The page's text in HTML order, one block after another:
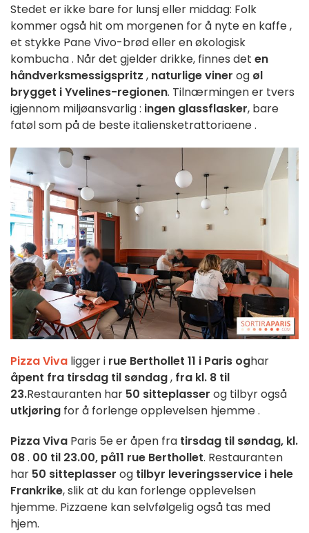
Stedet erikke bare for lunsjeller middag: Folk
kommerogså hit om morgenen forå nyteen kaffe,
et stykke PaneVivo-brødeller en økologisk
kombucha. Når det gjelderdrikke, finnes det en
håndverksmessigspritz , naturligeviner og øl
brygget iYvelines-regionen. Tilnærmingener tvers
igjennom miljøansvarlig: ingen glassflasker, bare
fatølsom på de besteitaliensketrattoriaene.
PizzaViva ligger i rue Berthollet 11 i Paris oghar
åpent fra tirsdag til søndag, fra kl. 8 til
23.Restauranten har 50 sitteplasser og tilbyrogså
utkjøring for å forlengeopplevelsen hjemme.
PizzaViva Paris 5e er åpen fra tirsdag til søndag, kl.
08. 00 til 23.00, på11 rue Berthollet. Restauranten
har 50 sitteplasser og tilbyr leveringsservice i hele
Frankrike, slik at du kan forlengeopplevelsen
hjemme. Pizzaene kan selvfølgelig også tas med
hjem.